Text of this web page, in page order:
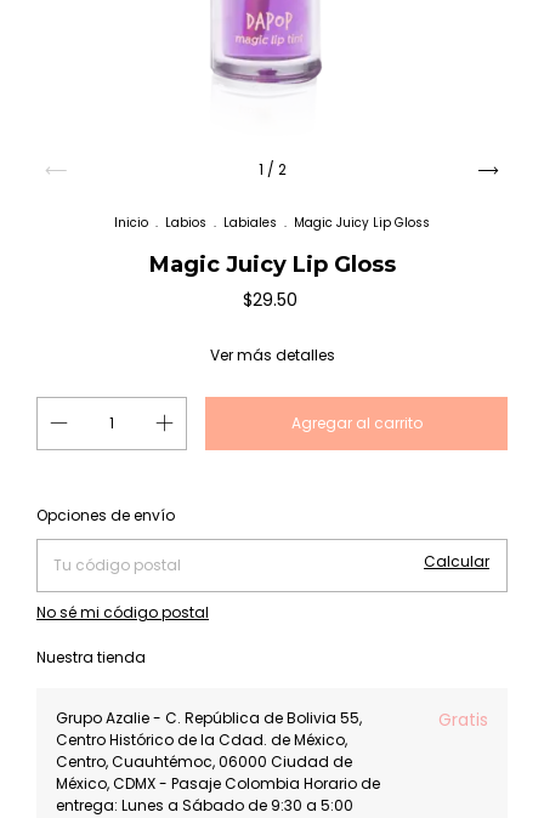
1 / 2
Inicio . Labios . Labiales . Magic Juicy Lip Gloss
Magic Juicy Lip Gloss
$29.50
Ver más detalles
Entregas para el CP:
Opciones de envío
Calcular
No sé mi código postal
Nuestra tienda
Grupo Azalie - C. República de Bolivia 55,
Centro Histórico de la Cdad. de México,
Centro, Cuauhtémoc, 06000 Ciudad de
México, CDMX - Pasaje Colombia Horario de
entrega: Lunes a Sábado de 9:30 a 5:00
Gratis